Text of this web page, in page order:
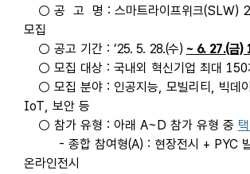
○ 공 고 명 : 스마트라이프위크(SLW)
모집
○ 공고 기간 : ’25. 5. 28.(수) ~ 6. 27.(금)
○ 모집 대상 : 국내외 혁신기업 최대 150
○ 모집 분야 : 인공지능, 모빌리티, 빅데
IoT, 보안 등
○ 참가 유형 : 아래 A~D 참가 유형 중
- 종합 참여형(A) : 현장전시 + PYC
온라인전시